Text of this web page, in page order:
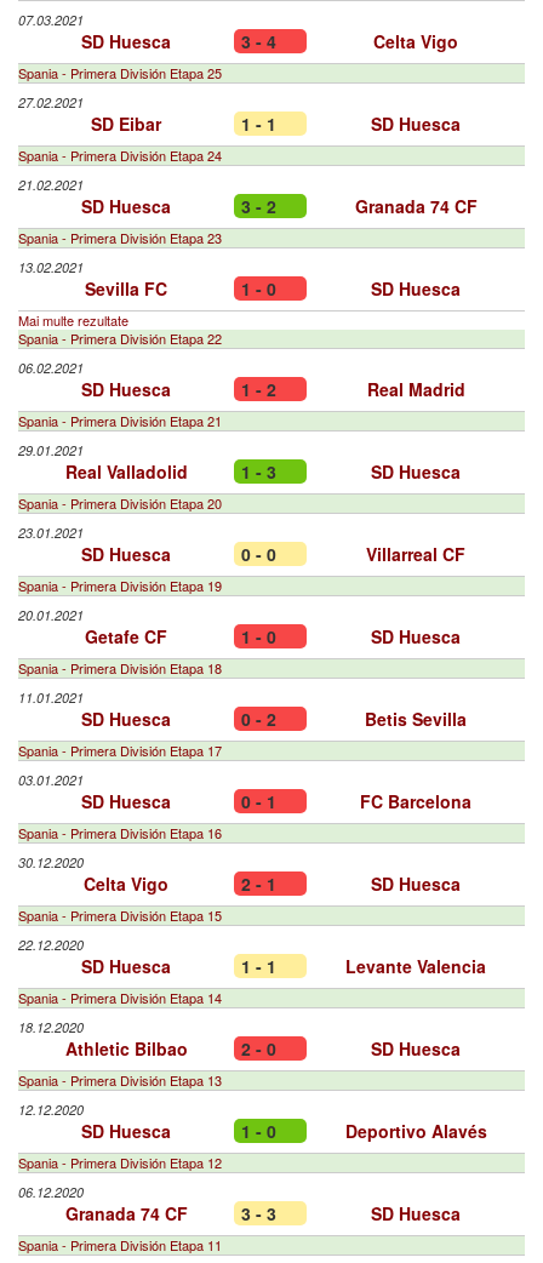
07.03.2021
SD Huesca 3 - 4 Celta Vigo
Spania - Primera División Etapa 25
27.02.2021
SD Eibar 1 - 1 SD Huesca
Spania - Primera División Etapa 24
21.02.2021
SD Huesca 3 - 2 Granada 74 CF
Spania - Primera División Etapa 23
13.02.2021
Sevilla FC 1 - 0 SD Huesca
Mai multe rezultate
Spania - Primera División Etapa 22
06.02.2021
SD Huesca 1 - 2 Real Madrid
Spania - Primera División Etapa 21
29.01.2021
Real Valladolid 1 - 3 SD Huesca
Spania - Primera División Etapa 20
23.01.2021
SD Huesca 0 - 0 Villarreal CF
Spania - Primera División Etapa 19
20.01.2021
Getafe CF 1 - 0 SD Huesca
Spania - Primera División Etapa 18
11.01.2021
SD Huesca 0 - 2 Betis Sevilla
Spania - Primera División Etapa 17
03.01.2021
SD Huesca 0 - 1 FC Barcelona
Spania - Primera División Etapa 16
30.12.2020
Celta Vigo 2 - 1 SD Huesca
Spania - Primera División Etapa 15
22.12.2020
SD Huesca 1 - 1 Levante Valencia
Spania - Primera División Etapa 14
18.12.2020
Athletic Bilbao 2 - 0 SD Huesca
Spania - Primera División Etapa 13
12.12.2020
SD Huesca 1 - 0 Deportivo Alavés
Spania - Primera División Etapa 12
06.12.2020
Granada 74 CF 3 - 3 SD Huesca
Spania - Primera División Etapa 11